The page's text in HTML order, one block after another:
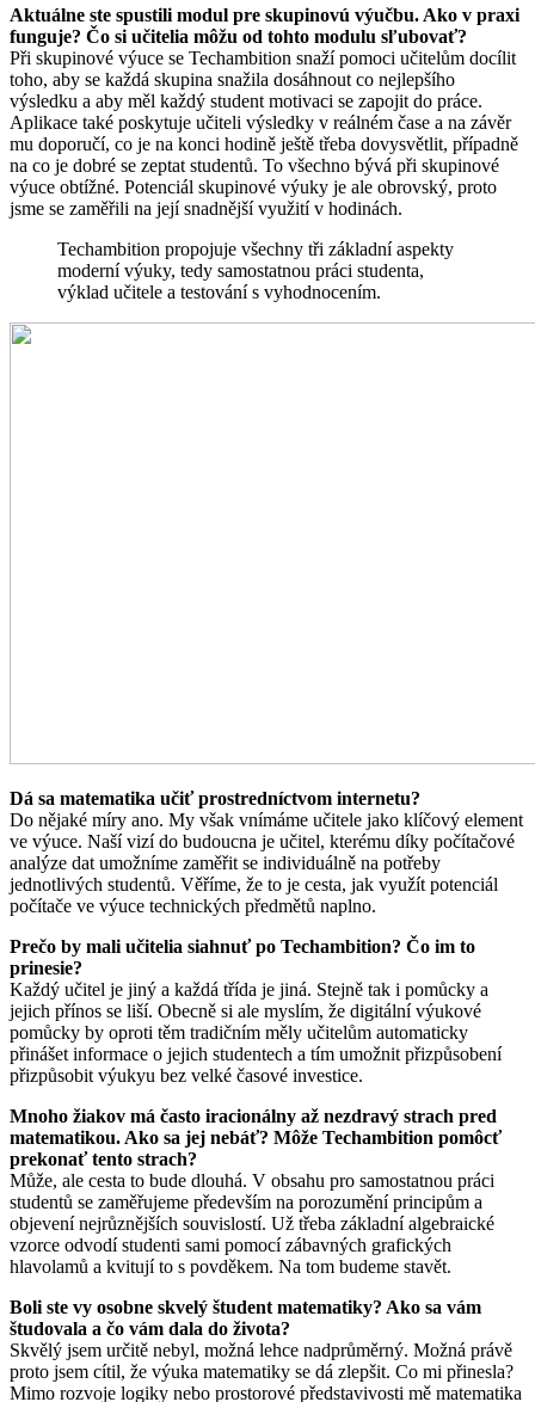
Aktuálne ste spustili modul pre skupinovú výučbu. Ako v praxi
funguje? Čo si učitelia môžu od tohto modulu sľubovať?
Při skupinové výuce se Techambition snaží pomoci učitelům docílit
toho, aby se každá skupina snažila dosáhnout co nejlepšího
výsledku a aby měl každý student motivaci se zapojit do práce.
Aplikace také poskytuje učiteli výsledky v reálném čase a na závěr
mu doporučí, co je na konci hodině ještě třeba dovysvětlit, případně
na co je dobré se zeptat studentů. To všechno bývá při skupinové
výuce obtížné. Potenciál skupinové výuky je ale obrovský, proto
jsme se zaměřili na její snadnější využití v hodinách.
Techambition propojuje všechny tři základní aspekty
moderní výuky, tedy samostatnou práci studenta,
výklad učitele a testování s vyhodnocením.
Dá sa matematika učiť prostredníctvom internetu?
Do nějaké míry ano. My však vnímáme učitele jako klíčový element
ve výuce. Naší vizí do budoucna je učitel, kterému díky počítačové
analýze dat umožníme zaměřit se individuálně na potřeby
jednotlivých studentů. Věříme, že to je cesta, jak využít potenciál
počítače ve výuce technických předmětů naplno.
Prečo by mali učitelia siahnuť po Techambition? Čo im to
prinesie?
Každý učitel je jiný a každá třída je jiná. Stejně tak i pomůcky a
jejich přínos se liší. Obecně si ale myslím, že digitální výukové
pomůcky by oproti těm tradičním měly učitelům automaticky
přinášet informace o jejich studentech a tím umožnit přizpůsobení
přizpůsobit výukyu bez velké časové investice.
Mnoho žiakov má často iracionálny až nezdravý strach pred
matematikou. Ako sa jej nebáť? Môže Techambition pomôcť
prekonať tento strach?
Může, ale cesta to bude dlouhá. V obsahu pro samostatnou práci
studentů se zaměřujeme především na porozumění principům a
objevení nejrůznějších souvislostí. Už třeba základní algebraické
vzorce odvodí studenti sami pomocí zábavných grafických
hlavolamů a kvitují to s povděkem. Na tom budeme stavět.
Boli ste vy osobne skvelý študent matematiky? Ako sa vám
študovala a čo vám dala do života?
Skvělý jsem určitě nebyl, možná lehce nadprůměrný. Možná právě
proto jsem cítil, že výuka matematiky se dá zlepšit. Co mi přinesla?
Mimo rozvoje logiky nebo prostorové představivosti mě matematika